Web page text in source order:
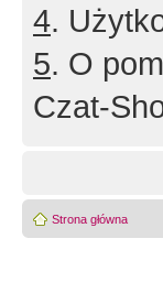
4.
5. O
Czat-
Strona główna